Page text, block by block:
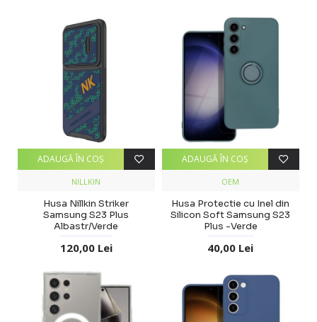
NILLKIN
Husa Nillkin Striker
Samsung S23 Plus
Albastr/Verde
120,00 Lei
ADAUGĂ ÎN COŞ
OEM
Husa Protectie cu Inel din
Silicon Soft Samsung S23
Plus -Verde
40,00 Lei
ADAUGĂ ÎN COŞ